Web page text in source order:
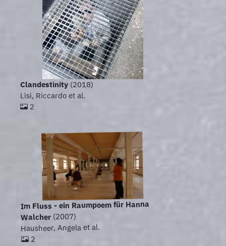
Clandestinity (2018)
Lisi, Riccardo et al.
2
Im Fluss - ein Raumpoem für Hanna
Walcher(2007)
Hausheer, Angela et al.
2